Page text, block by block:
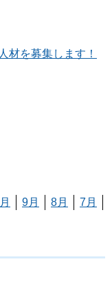
材を募集します！
9月 8月
7月